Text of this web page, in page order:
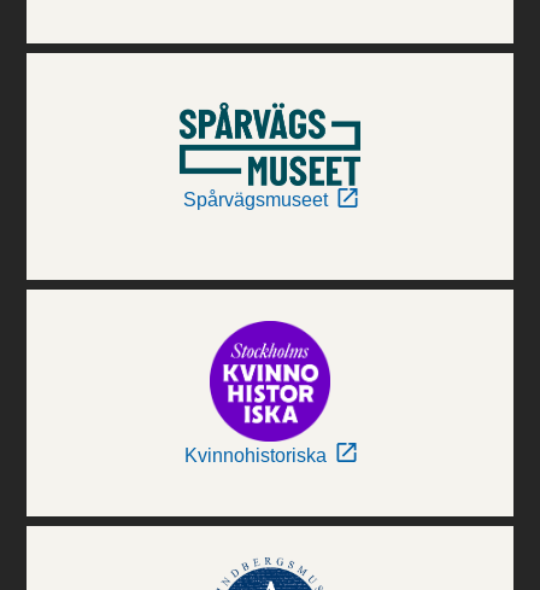
Spårvägsmuseet
Kvinnohistoriska